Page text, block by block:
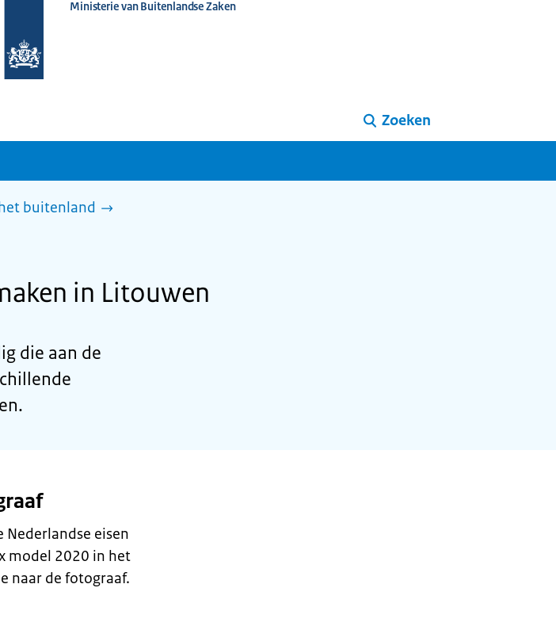
Ministerie van Buitenlandse Zaken
Zoeken
buitenland
in Litouwen
die aan de
eisen
model 2020 in het
naar de fotograaf.